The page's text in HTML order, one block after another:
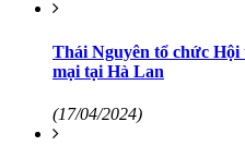
Thái Nguyên tổ chức
mại tại Hà Lan
(17/04/2024)